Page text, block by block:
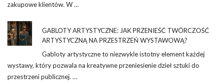
zakupowe klientów. W …
GABLOTY ARTYSTYCZNE: JAK PRZENIEŚĆ TWÓRCZOŚĆ
ARTYSTYCZNĄ NA PRZESTRZEŃ WYSTAWOWĄ?
Gabloty artystyczne to niezwykle istotny element każdej
wystawy, który pozwala na kreatywne przeniesienie dzieł sztuki do
przestrzeni publicznej. …